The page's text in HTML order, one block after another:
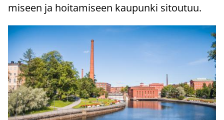
mi­seen ja hoi­ta­mi­seen kau­pun­ki si­tou­tuu.